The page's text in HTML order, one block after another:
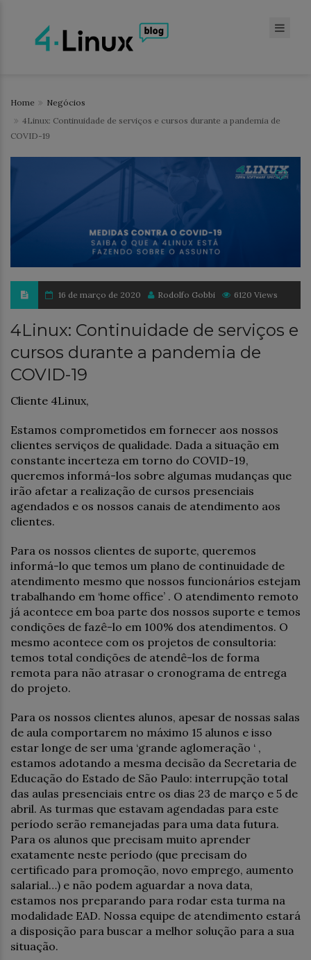
Home
Negócios
4Linux: Continuidade de serviços e cursos durante a pandemia de
COVID-19
16 de março de 2020 Rodolfo Gobbi 6120 Views
4Linux: Continuidade de serviços e
cursos durante a pandemia de
COVID-19
Cliente 4Linux,
Estamos comprometidos em fornecer aos nossos
clientes serviços de qualidade. Dada a situação em
constante incerteza em torno do COVID-19,
queremos informá-los sobre algumas mudanças que
irão afetar a realização de cursos presenciais
agendados e os nossos canais de atendimento aos
clientes.
Para os nossos clientes de suporte, queremos
informá-lo que temos um plano de continuidade de
atendimento mesmo que nossos funcionários estejam
trabalhando em ‘home office’ . O atendimento remoto
já acontece em boa parte dos nossos suporte e temos
condições de fazê-lo em 100% dos atendimentos. O
mesmo acontece com os projetos de consultoria:
temos total condições de atendê-los de forma
remota para não atrasar o cronograma de entrega
do projeto.
Para os nossos clientes alunos, apesar de nossas salas
de aula comportarem no máximo 15 alunos e isso
estar longe de ser uma ‘grande aglomeração ‘ ,
estamos adotando a mesma decisão da Secretaria de
Educação do Estado de São Paulo: interrupção total
das aulas presenciais entre os dias 23 de março e 5 de
abril. As turmas que estavam agendadas para este
período serão remanejadas para uma data futura.
Para os alunos que precisam muito aprender
exatamente neste período (que precisam do
certificado para promoção, novo emprego, aumento
salarial…) e não podem aguardar a nova data,
estamos nos preparando para rodar esta turma na
modalidade EAD. Nossa equipe de atendimento estará
a disposição para buscar a melhor solução para a sua
situação.